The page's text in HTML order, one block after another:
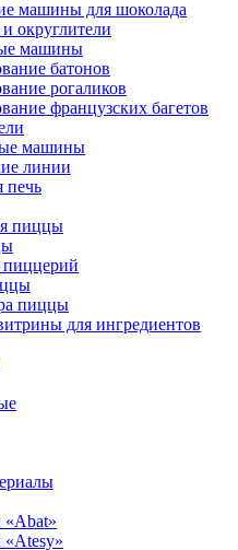
машины для шоколада
округлители
машины
батонов
рогаликов
французских багетов
машины
линии
печь
пиццы
пиццерий
пиццы
для ингредиентов
«Abat»
«Atesy»